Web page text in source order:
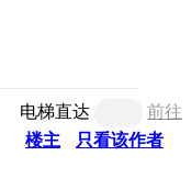
电梯直达
前往
楼主
只看该作者